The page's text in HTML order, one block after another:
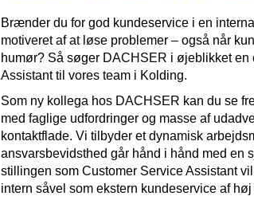
Brænder du for god kundeservice i en
motiveret af at løse problemer – også når
humør? Så søger DACHSER i øjeblikket en
Assistant til vores team i Kolding.
Som ny kollega hos DACHSER kan du se
med faglige udfordringer og masse af
kontaktflade. Vi tilbyder et dynamisk
ansvarsbevidsthed går hånd i hånd med en
stillingen som Customer Service Assistant
intern såvel som ekstern kundeservice af høj